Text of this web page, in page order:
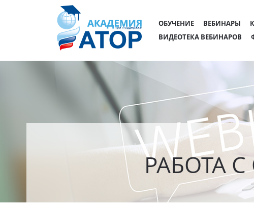
ОБУЧЕНИЕ ВЕБИНАРЫ
ВИДЕОТЕКА ВЕБИНАРОВ
РАБОТА